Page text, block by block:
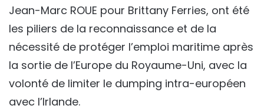
Jean-Marc ROUE pour Brittany Ferries, ont été
les piliers de la reconnaissance et de la
nécessité de protéger l’emploi maritime après
la sortie de l’Europe du Royaume-Uni, avec la
volonté de limiter le dumping intra-européen
avec l’Irlande.